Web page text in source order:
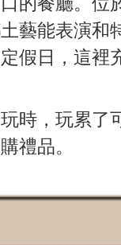
藝能表演和
假日，這裡
時，玩累了
禮品。